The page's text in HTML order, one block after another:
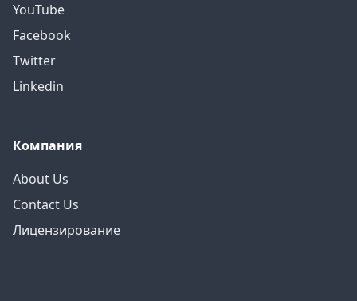
YouTube
Facebook
Twitter
Linkedin
Компания
About Us
Contact Us
Лицензирование